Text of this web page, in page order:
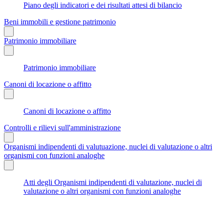
Piano degli indicatori e dei risultati attesi di bilancio
Beni immobili e gestione patrimonio
Patrimonio immobiliare
Patrimonio immobiliare
Canoni di locazione o affitto
Canoni di locazione o affitto
Controlli e rilievi sull'amministrazione
Organismi indipendenti di valutuazione, nuclei di valutazione o altri
organismi con funzioni analoghe
Atti degli Organismi indipendenti di valutazione, nuclei di
valutazione o altri organismi con funzioni analoghe